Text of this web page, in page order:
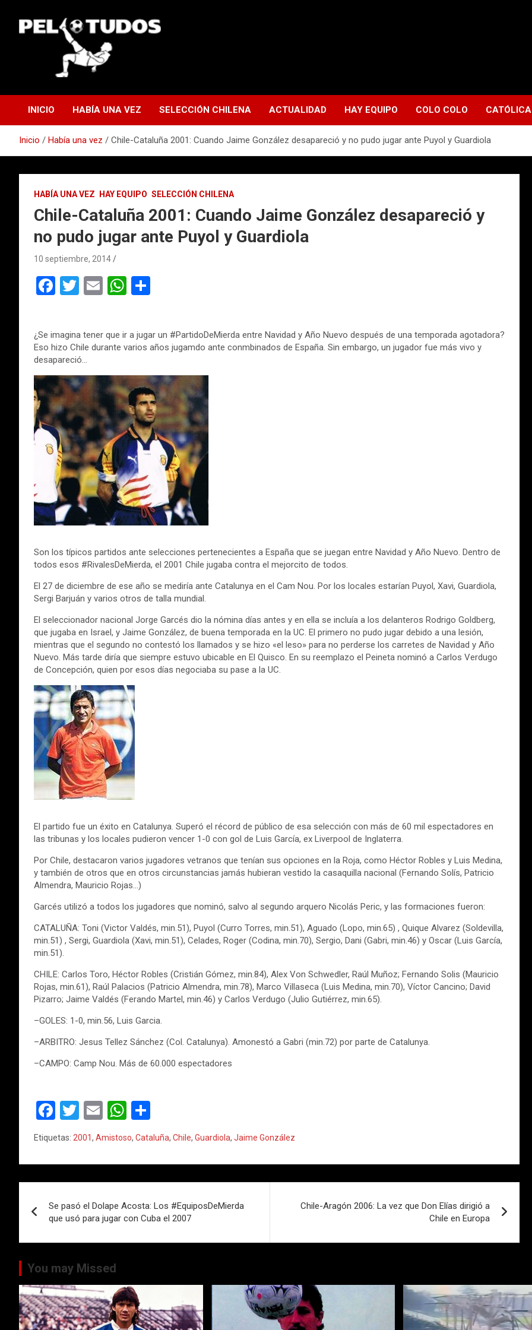
contenido
INICIO HABÍA UNA VEZ SELECCIÓN CHILENA ACTUALIDAD HAY EQUIPO COLO COLO CATÓLICA
Inicio Había una vez Chile-Cataluña 2001: Cuando Jaime González desapareció y no pudo jugar ante Puyol y Guardiola
HABÍA UNA VEZ HAY EQUIPO SELECCIÓN CHILENA
Chile-Cataluña 2001: Cuando Jaime González desapareció y
no pudo jugar ante Puyol y Guardiola
10 septiembre, 2014
F
b
o
o
k
T
er
E
W
s
p
p
p
tir
¿Se imagina tener que ir a jugar un #PartidoDeMierda entre Navidad y Año Nuevo después de una temporada agotadora?
Eso hizo Chile durante varios años jugamdo ante conmbinados de España. Sin embargo, un jugador fue más vivo y
desapareció…
Son los típicos partidos ante selecciones pertenecientes a España que se juegan entre Navidad y Año Nuevo. Dentro de
todos esos #RivalesDeMierda, el 2001 Chile jugaba contra el mejorcito de todos.
El 27 de diciembre de ese año se mediría ante Catalunya en el Cam Nou. Por los locales estarían Puyol, Xavi, Guardiola,
Sergi Barjuán y varios otros de talla mundial.
El seleccionador nacional Jorge Garcés dio la nómina días antes y en ella se incluía a los delanteros Rodrigo Goldberg,
que jugaba en Israel, y Jaime González, de buena temporada en la UC. El primero no pudo jugar debido a una lesión,
mientras que el segundo no contestó los llamados y se hizo «el leso» para no perderse los carretes de Navidad y Año
Nuevo. Más tarde diría que siempre estuvo ubicable en El Quisco. En su reemplazo el Peineta nominó a Carlos Verdugo
de Concepción, quien por esos días negociaba su pase a la UC.
El partido fue un éxito en Catalunya. Superó el récord de público de esa selección con más de 60 mil espectadores en
las tribunas y los locales pudieron vencer 1-0 con gol de Luis García, ex Liverpool de Inglaterra.
Por Chile, destacaron varios jugadores vetranos que tenían sus opciones en la Roja, como Héctor Robles y Luis Medina,
y también de otros que en otros circunstancias jamás hubieran vestido la casaquilla nacional (Fernando Solís, Patricio
Almendra, Mauricio Rojas…)
Garcés utilizó a todos los jugadores que nominó, salvo al segundo arquero Nicolás Peric, y las formaciones fueron:
CATALUÑA: Toni (Victor Valdés, min.51), Puyol (Curro Torres, min.51), Aguado (Lopo, min.65) , Quique Alvarez (Soldevilla,
min.51) , Sergi, Guardiola (Xavi, min.51), Celades, Roger (Codina, min.70), Sergio, Dani (Gabri, min.46) y Oscar (Luis García,
min.51).
CHILE: Carlos Toro, Héctor Robles (Cristián Gómez, min.84), Alex Von Schwedler, Raúl Muñoz; Fernando Solis (Mauricio
Rojas, min.61), Raúl Palacios (Patricio Almendra, min.78), Marco Villaseca (Luis Medina, min.70), Víctor Cancino; David
Pizarro; Jaime Valdés (Ferando Martel, min.46) y Carlos Verdugo (Julio Gutiérrez, min.65).
–GOLES: 1-0, min.56, Luis Garcia.
–ARBITRO: Jesus Tellez Sánchez (Col. Catalunya). Amonestó a Gabri (min.72) por parte de Catalunya.
–CAMPO: Camp Nou. Más de 60.000 espectadores
F
a
ce
b
o
o
k
T
wi
tt
er
E
m
ail
W
h
at
s
A
p
p
o
m
p
ar
tir
Etiquetas: 2001, Amistoso, Cataluña, Chile, Guardiola, Jaime González
de
entradas
Se pasó el Dolape Acosta: Los #EquiposDeMierda
que usó para jugar con Cuba el 2007
Chile-Aragón 2006: La vez que Don Elías dirigió a
Chile en Europa
You may Missed